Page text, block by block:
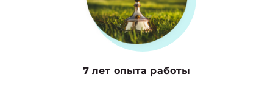
7 лет опыта работы